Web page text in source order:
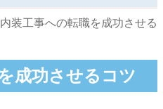
装工事への転職を成功させる
成功させるコツ